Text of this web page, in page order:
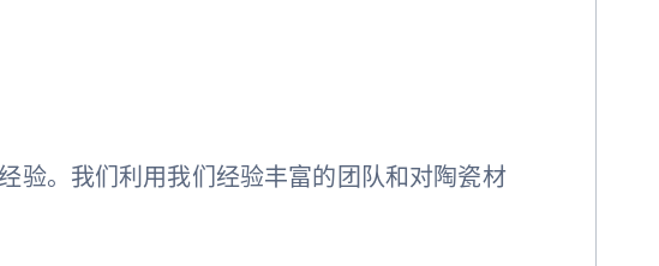
验。我们利用我们经验丰富的团队和对陶瓷材